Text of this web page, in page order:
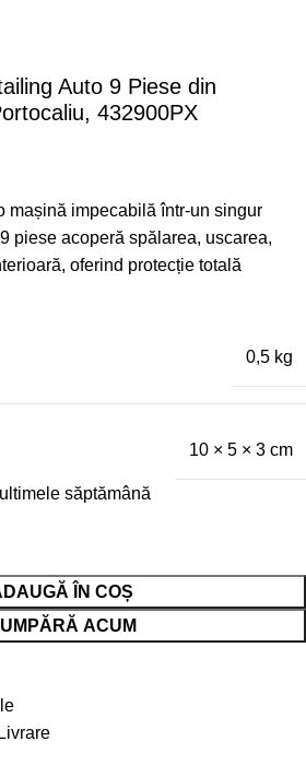
Auto 9 Piese din
432900PX
mașină impecabilă într-un singur
piese acoperă spălarea, uscarea,
oferind protecție totală
0,5 kg
10 × 5 × 3 cm
săptămână
ÎN COȘ
ACUM